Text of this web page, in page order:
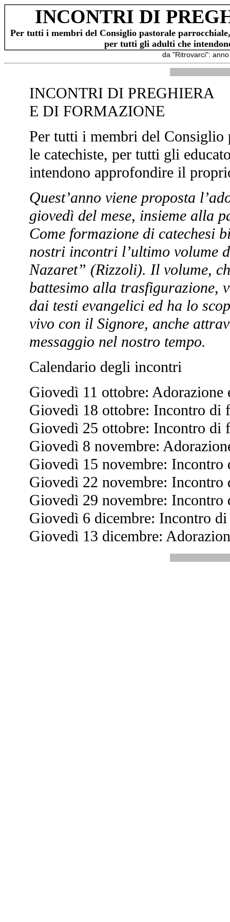
INCONTRI DI
Per tutti i membri del Consiglio pastorale
per tutti gli adulti che
da "Ritrovarci":
INCONTRI DI PREGHIERA
E DI FORMAZIONE
Per tutti i membri del Consiglio
le catechiste, per tutti gli
intendono approfondire il
Quest’anno viene proposta
giovedì del mese, insieme alla
Come formazione di catechesi
nostri incontri l’ultimo volume
Nazaret” (Rizzoli). Il volume,
battesimo alla trasfigurazione,
dai testi evangelici ed ha lo
vivo con il Signore, anche
messaggio nel nostro tempo.
Calendario degli incontri
Giovedì 11 ottobre: Adorazione
Giovedì 18 ottobre: Incontro di
Giovedì 25 ottobre: Incontro di
Giovedì 8 novembre:
Giovedì 15 novembre: Incontro
Giovedì 22 novembre: Incontro
Giovedì 29 novembre: Incontro
Giovedì 6 dicembre: Incontro
Giovedì 13 dicembre: